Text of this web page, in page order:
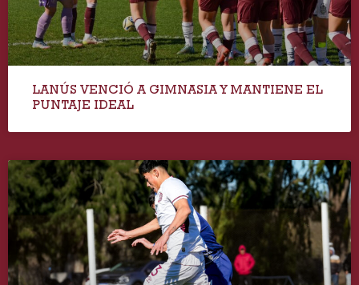
LANÚS VENCIÓ A GIMNASIA Y MANTIENE EL
PUNTAJE IDEAL